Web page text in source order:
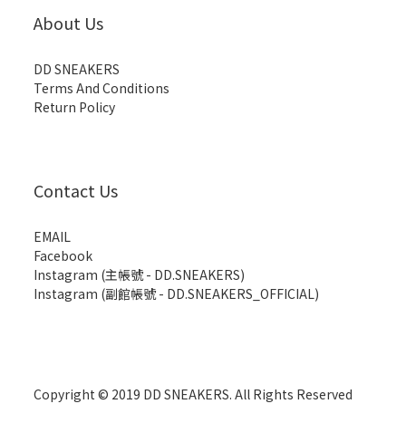
About Us
DD SNEAKERS
Terms And Conditions
Return Policy
Contact Us
EMAIL
Facebook
Instagram (主帳號 - DD.SNEAKERS)
Instagram (副館帳號 - DD.SNEAKERS_OFFICIAL)
Copyright © 2019 DD SNEAKERS. All Rights Reserved